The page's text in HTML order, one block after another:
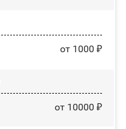
от 1000 ₽
от 10000 ₽